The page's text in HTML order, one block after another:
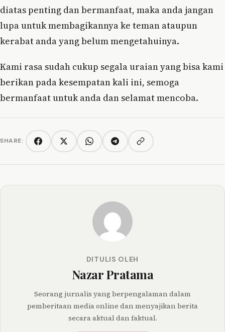
diatas penting dan bermanfaat, maka anda jangan
lupa untuk membagikannya ke teman ataupun
kerabat anda yang belum mengetahuinya.
Kami rasa sudah cukup segala uraian yang bisa kami
berikan pada kesempatan kali ini, semoga
bermanfaat untuk anda dan selamat mencoba.
SHARE: FacebookTwitter/XWhatsAppTelegramCopy link
DITULIS OLEH
Nazar Pratama
Seorang jurnalis yang berpengalaman dalam
pemberitaan media online dan menyajikan berita
secara aktual dan faktual.